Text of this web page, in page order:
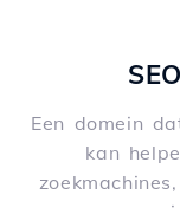
Een domein
kan